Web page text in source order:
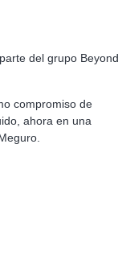
del grupo Beyond
compromiso de
ahora en una